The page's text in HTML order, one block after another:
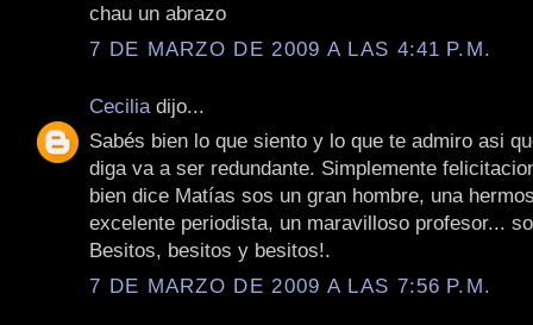
chau un abrazo
7 DE MARZO DE 2009 A LAS 4:41 P.M.
Cecilia dijo...
Sabés bien lo que siento y lo que te admiro asi
diga va a ser redundante. Simplemente
bien dice Matías sos un gran hombre, una
excelente periodista, un maravilloso profesor...
Besitos, besitos y besitos!.
7 DE MARZO DE 2009 A LAS 7:56 P.M.